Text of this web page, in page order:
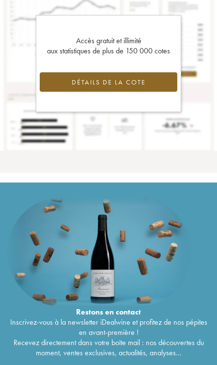
Accès gratuit et illimité
aux statistiques de plus de 150 000 cotes
DÉTAILS DE LA COTE
Restons encontact
Inscrivez-vous à la newsletter iDealwine et profitez de nos pépites
en avant-première !
Recevez directement dans votre boîte mail : nos découvertes du
moment, ventes exclusives, actualités, analyses...